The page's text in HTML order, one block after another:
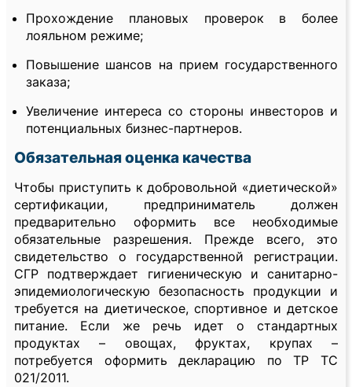
Прохождение плановых проверок в более
лояльном режиме;
Повышение шансов на прием государственного
заказа;
Увеличение интереса со стороны инвесторов и
потенциальных бизнес-партнеров.
Обязательная оценка качества
Чтобы приступить к добровольной «диетической»
сертификации, предприниматель должен
предварительно оформить все необходимые
обязательные разрешения. Прежде всего, это
свидетельство о государственной регистрации.
СГР подтверждает гигиеническую и санитарно-
эпидемиологическую безопасность продукции и
требуется на диетическое, спортивное и детское
питание. Если же речь идет о стандартных
продуктах – овощах, фруктах, крупах –
потребуется оформить декларацию по ТР ТС
021/2011.